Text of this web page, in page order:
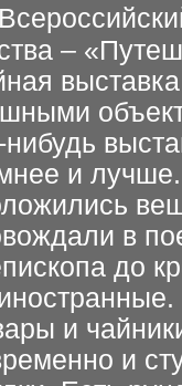
–
нибудь
и лучше.
в
до
и
и